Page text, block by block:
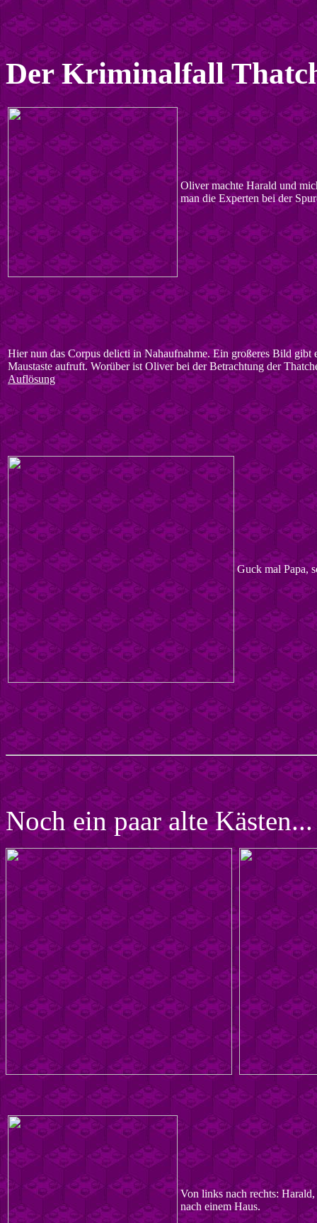
DerKriminalfall
Oliver machte Harald und
man die Experten bei der
Hier nun das Corpus delicti in Nahaufnahme. Ein großeres Bild gibt
Maustaste aufruft. Worüber ist Oliver bei der Betrachtung der
Auflösung
Guck mal Papa,
Noch ein paar alte Kästen...
Von links nach rechts:
nach einem Haus.